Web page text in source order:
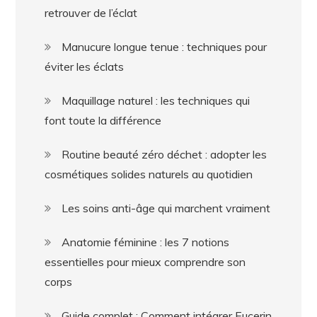
retrouver de l’éclat
Manucure longue tenue : techniques pour
éviter les éclats
Maquillage naturel : les techniques qui
font toute la différence
Routine beauté zéro déchet : adopter les
cosmétiques solides naturels au quotidien
Les soins anti-âge qui marchent vraiment
Anatomie féminine : les 7 notions
essentielles pour mieux comprendre son
corps